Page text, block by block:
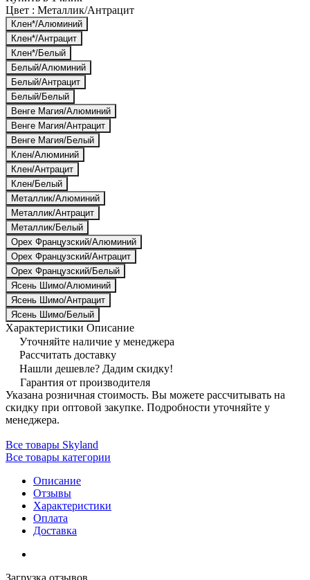
Цвет : Металлик/Антрацит
Клен*/Алюминий
Клен*/Антрацит
Клен*/Белый
Белый/Алюминий
Белый/Антрацит
Белый/Белый
Венге Магия/Алюминий
Венге Магия/Антрацит
Венге Магия/Белый
Клен/Алюминий
Клен/Антрацит
Клен/Белый
Металлик/Алюминий
Металлик/Антрацит
Металлик/Белый
Орех Французский/Алюминий
Орех Французский/Антрацит
Орех Французский/Белый
Ясень Шимо/Алюминий
Ясень Шимо/Антрацит
Ясень Шимо/Белый
Характеристики Описание
Уточняйте наличие у менеджера
Рассчитать доставку
Нашли дешевле? Дадим скидку!
Гарантия от производителя
Указана розничная стоимость. Вы можете рассчитывать на
скидку при оптовой закупке. Подробности уточняйте у
менеджера.
Все товары Skyland
Все товары категории
Описание
Отзывы
Характеристики
Оплата
Доставка
Загрузка отзывов...